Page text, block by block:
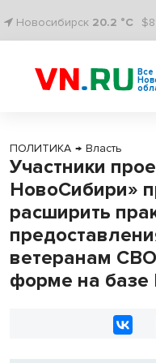
Новосибирск 20.2 °C
Все
ПОЛИТИКА → Власть
Участники
НовоСибири»
расширить
ветеранам
форме на